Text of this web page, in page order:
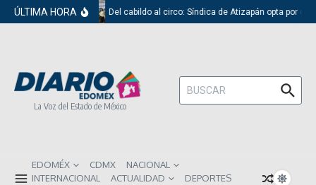
Saltar al contenido
ÚLTIMA HORA Del cabildo al circo: Síndica de Atizapán opta por el
La Voz del Estado de México
Buscar:
EDOMÉX CDMX
NACIONAL
INTERNACIONAL
ACTUALIDAD
DEPORTES